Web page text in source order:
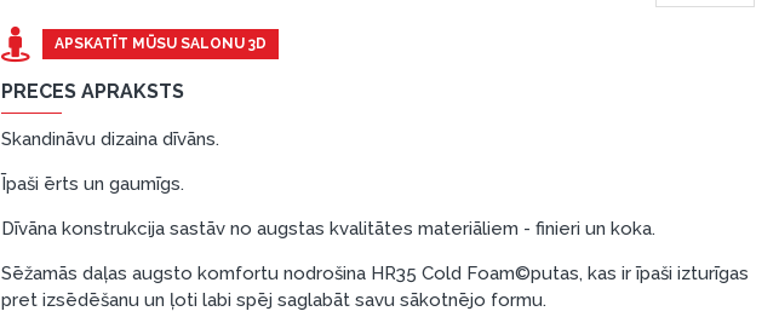
APSKATĪT MŪSU SALONU 3D
PRECES APRAKSTS
Skandināvu dizaina dīvāns.
Īpaši ērts un gaumīgs.
Dīvāna konstrukcija sastāv no augstas kvalitātes materiāliem - finieri un koka.
Sēžamās daļas augsto komfortu nodrošina HR35 Cold Foam©putas, kas ir īpaši izturīgas
pret izsēdēšanu un ļoti labi spēj saglabāt savu sākotnējo formu.